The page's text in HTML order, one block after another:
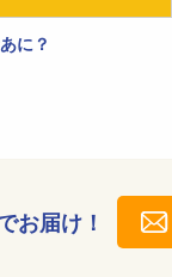
に？
お届け！